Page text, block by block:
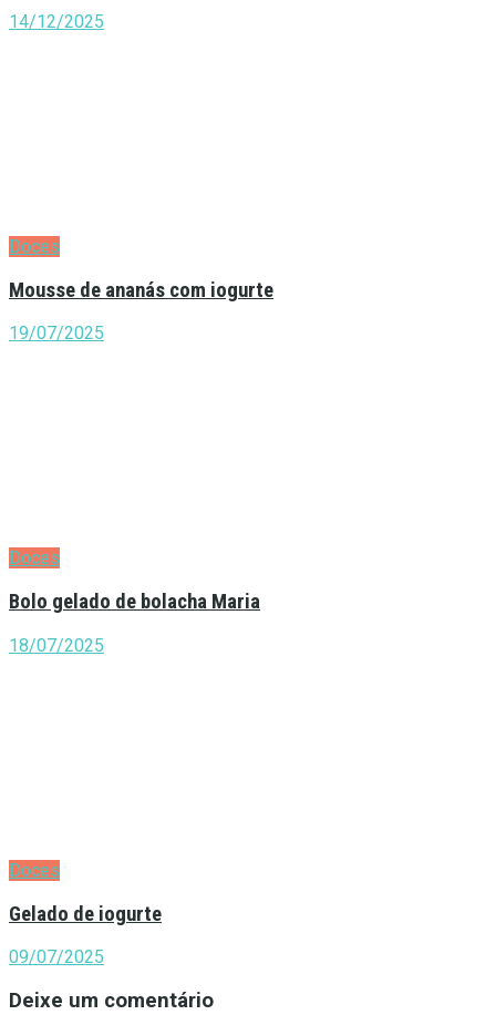
14/12/2025
Doces
Mousse de ananás com iogurte
19/07/2025
Doces
Bolo gelado de bolacha Maria
18/07/2025
Doces
Gelado de iogurte
09/07/2025
Deixe um comentário